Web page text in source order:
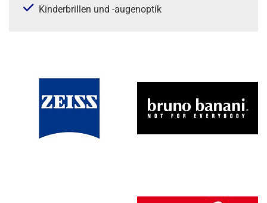
Kin­der­bril­len und -au­gen­op­tik